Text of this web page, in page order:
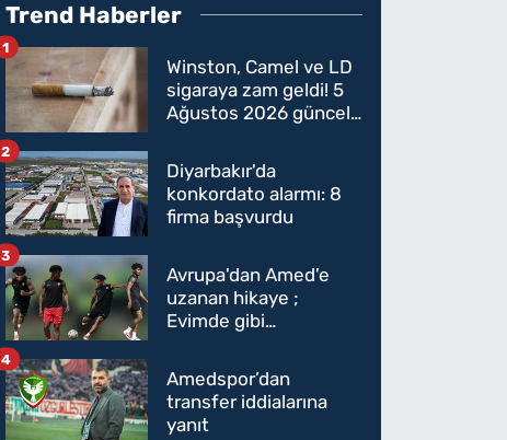
Trend Haberler
Winston, Camel ve LD
sigaraya zam geldi! 5
Ağustos 2026 güncel
oldu
1
Diyarbakır'da
konkordato alarmı: 8
firma başvurdu
2
Avrupa'dan Amed'e
uzanan hikaye ;
Evimde gibi
3
Amedspor’dan
transfer iddialarına
yanıt
4